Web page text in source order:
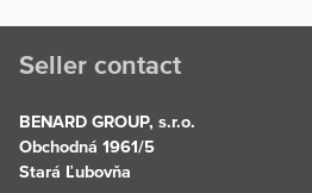
Seller contact
BENARD GROUP, s.r.o.
Obchodná 1961/5
Stará Ľubovňa